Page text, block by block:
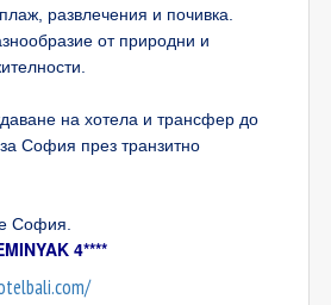
развлечения и почивка.
от природни и
на хотела и трансфер до
София през транзитно
София.
4****